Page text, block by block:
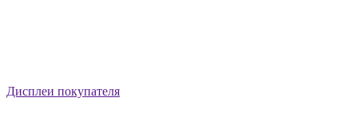
Дисплеи покупателя